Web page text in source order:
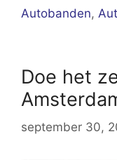
Autobanden,
Doe het
september 30,